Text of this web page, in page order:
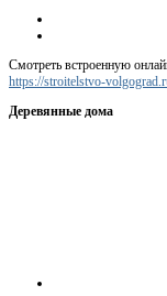
Смотреть встроенную
https://stroitelstvo-
Деревянные дома